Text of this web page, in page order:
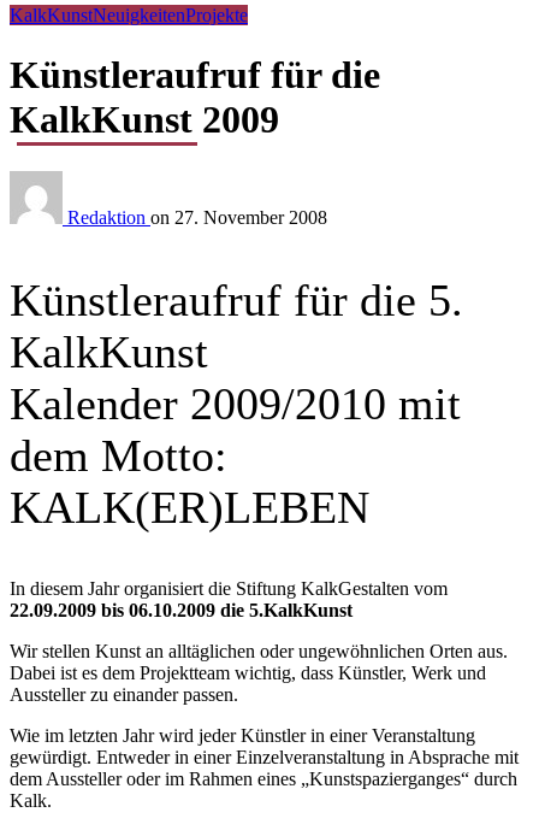
KalkKunstNeuigkeitenProjekte
Künstleraufruf für die
KalkKunst 2009
Redaktion on 27. November 2008
Künstleraufruf für die 5.
KalkKunst
Kalender 2009/2010 mit
dem Motto:
KALK(ER)LEBEN
In diesem Jahr organisiert die Stiftung KalkGestalten vom
22.09.2009 bis 06.10.2009 die 5.KalkKunst
Wir stellen Kunst an alltäglichen oder ungewöhnlichen Orten aus.
Dabei ist es dem Projektteam wichtig, dass Künstler, Werk und
Aussteller zu einander passen.
Wie im letzten Jahr wird jeder Künstler in einer Veranstaltung
gewürdigt. Entweder in einer Einzelveranstaltung in Absprache mit
dem Aussteller oder im Rahmen eines „Kunstspazierganges“ durch
Kalk.